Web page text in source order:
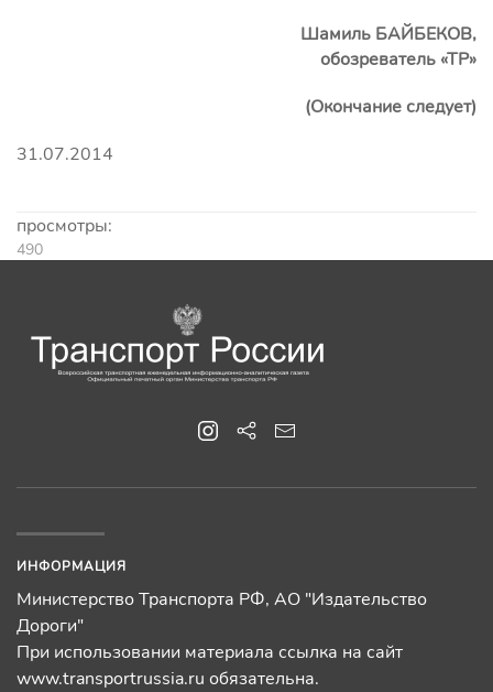
Шамиль БАЙБЕКОВ,
обозреватель «ТР»
(Окончание следует)
31.07.2014
просмотры:
490
ИНФОРМАЦИЯ
Министерство Транспорта РФ, АО "Издательство
Дороги"
При использовании материала ссылка на сайт
www.transportrussia.ru обязательна.